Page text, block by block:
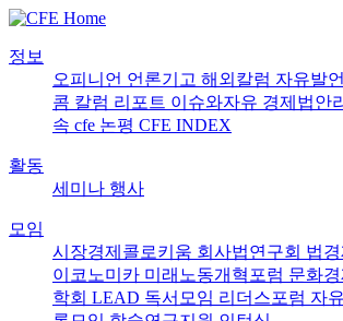
정보
오피니언 언론기고 해외칼럼 자유발
콤 칼럼 리포트 이슈와자유 경제법안
속 cfe 논평 CFE INDEX
활동
세미나 행사
모임
시장경제콜로키움 회사법연구회 법
이코노미카 미래노동개혁포럼 문화
학회 LEAD 독서모임 리더스포럼 자